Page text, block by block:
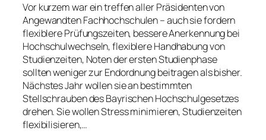
Vor kurzem war ein treffen aller Präsidenten von
Angewandten Fachhochschulen – auch sie fordern
flexiblere Prüfungszeiten, bessere Anerkennung bei
Hochschulwechseln, flexiblere Handhabung von
Studienzeiten, Noten der ersten Studienphase
sollten weniger zur Endordnung beitragen als bisher.
Nächstes Jahr wollen sie an bestimmten
Stellschrauben des Bayrischen Hochschulgesetzes
drehen. Sie wollen Stress minimieren, Studienzeiten
flexibilisieren,…